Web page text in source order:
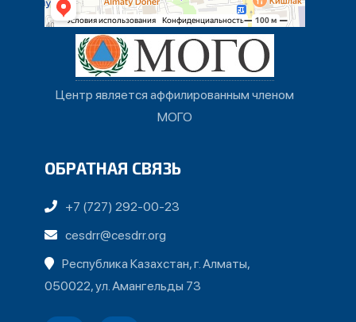
Центр является аффилированным членом
МОГО
ОБРАТНАЯ СВЯЗЬ
+7 (727) 292-00-23
cesdrr@cesdrr.org
Республика Казахстан, г. Алматы,
050022, ул. Амангельды 73